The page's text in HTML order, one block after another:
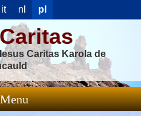
it nl pl
Caritas Karola de
Menu